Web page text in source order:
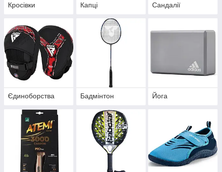
Кросівки Капці Сандалії
Єдиноборства Бадмінтон Йога